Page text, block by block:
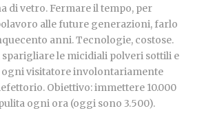
di vetro. Fermare il tempo, per
alle future generazioni, farlo
anni. Tecnologie, costose.
le micidiali polveri sottili e
visitatore involontariamente
Obiettivo: immettere 10.000
ogni ora (oggi sono 3.500).